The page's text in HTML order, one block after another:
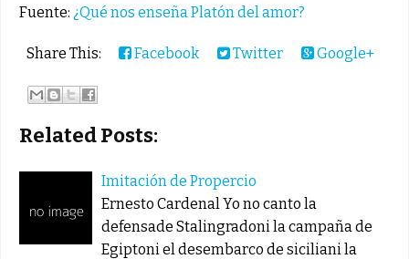
Fuente: ¿Qué nos enseña Platón del amor?
Share This: Facebook Twitter Google+
Related Posts:
Imitación de Propercio
Ernesto Cardenal Yo no canto la
defensade Stalingradoni la campaña de
Egiptoni el desembarco de siciliani la